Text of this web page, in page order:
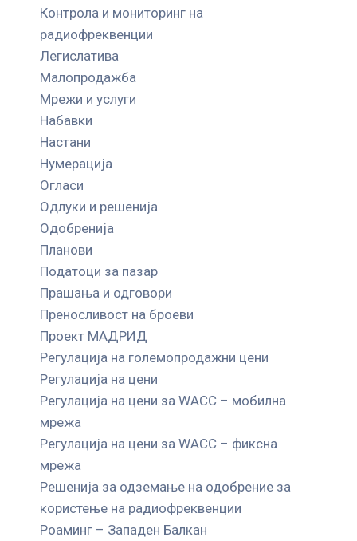
Контрола и мониторинг на
радиофреквенции
Легислатива
Малопродажба
Мрежи и услуги
Набавки
Настани
Нумерација
Огласи
Одлуки и решенија
Одобренија
Планови
Податоци за пазар
Прашања и одговори
Преносливост на броеви
Проект МАДРИД
Регулација на големопродажни цени
Регулација на цени
Регулација на цени за WACC – мобилна
мрежа
Регулација на цени за WACC – фиксна
мрежа
Решенија за одземање на одобрение за
користење на радиофреквенции
Роаминг – Западен Балкан